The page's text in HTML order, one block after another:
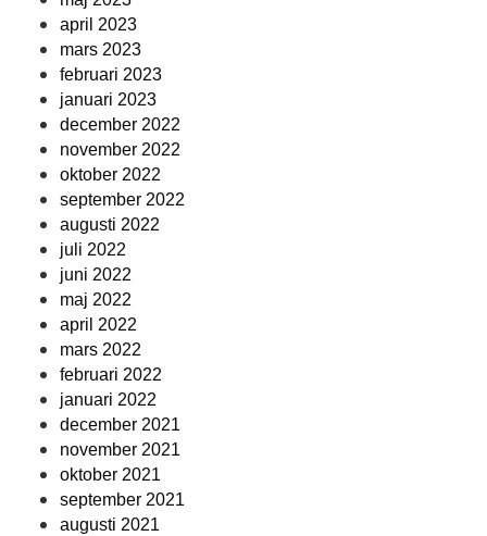
april 2023
mars 2023
februari 2023
januari 2023
december 2022
november 2022
oktober 2022
september 2022
augusti 2022
juli 2022
juni 2022
maj 2022
april 2022
mars 2022
februari 2022
januari 2022
december 2021
november 2021
oktober 2021
september 2021
augusti 2021